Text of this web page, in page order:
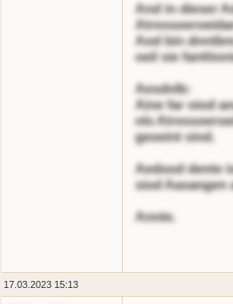
And in dieser
Aod bin
oeil sie
Aesdnlb:
Aine far oiod
nls
geoeint sind.
Aedood dente
siod Aasangen
Annte.
17.03.2023 15:13